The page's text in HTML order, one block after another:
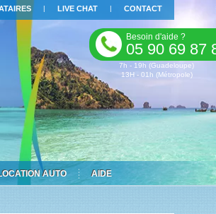
| LIVE CHAT | CONTACT
Besoin d'aide ?
05 90 69 87
7h - 19h (Guadeloupe)
13H - 01h (Métropole)
AUTO AIDE